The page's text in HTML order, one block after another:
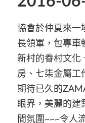
協會於仲夏來一
長領軍，包專車
新村的眷村文化
房、七柒金屬工
期待已久的
眼界，美麗的建
間氛圍~~~令人